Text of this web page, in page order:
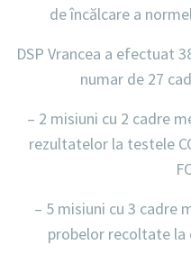
de încălcare a
DSP Vrancea a efectuat
numar de 27
– 2 misiuni cu 2 cadre
rezultatelor la testele
– 5 misiuni cu 3 cadre
probelor recoltate la